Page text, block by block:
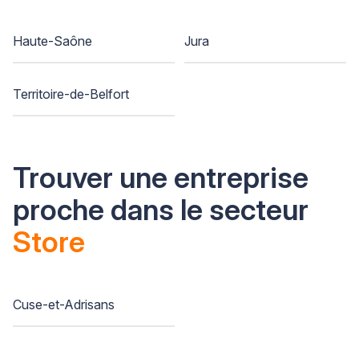
Haute-Saône Jura
Territoire-de-Belfort
Trouver une entreprise
proche dans le secteur
Store
Cuse-et-Adrisans